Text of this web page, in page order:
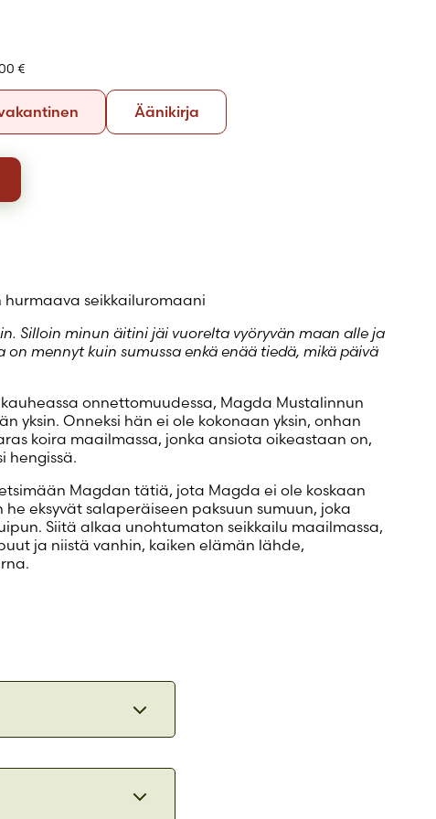
€
Kovakantinen
ÄänikirjaÄänikirja
seikkailuromaani
Silloin minun äitini jäi vuorelta vyöryvän maan alle ja
on mennyt kuin sumussa enkä enää tiedä, mikä päivä
onnettomuudessa, Magda Mustalinnun
yksin. Onneksi hän ei ole kokonaan yksin, onhan
koira maailmassa, jonka ansiota oikeastaan on,
hengissä.
Magdan tätiä, jota Magda ei ole koskaan
eksyvät salaperäiseen paksuun sumuun, joka
Siitä alkaa unohtumaton seikkailu maailmassa,
ja niistä vanhin, kaiken elämän lähde,
kehkeytyy